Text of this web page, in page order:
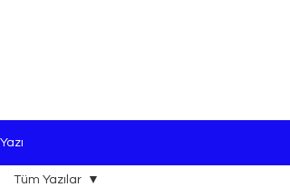
Yazı
Tüm Yazılar